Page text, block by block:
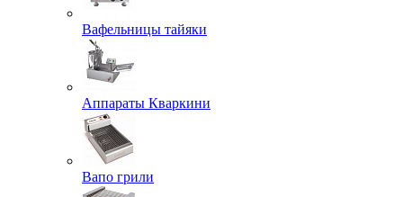
Вафельницы тайяки
Аппараты Кваркини
Вапо грили